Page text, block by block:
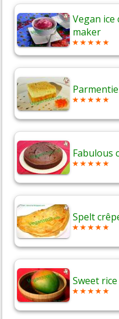
Vegan ice
maker
Fabulous
Spelt
Sweet